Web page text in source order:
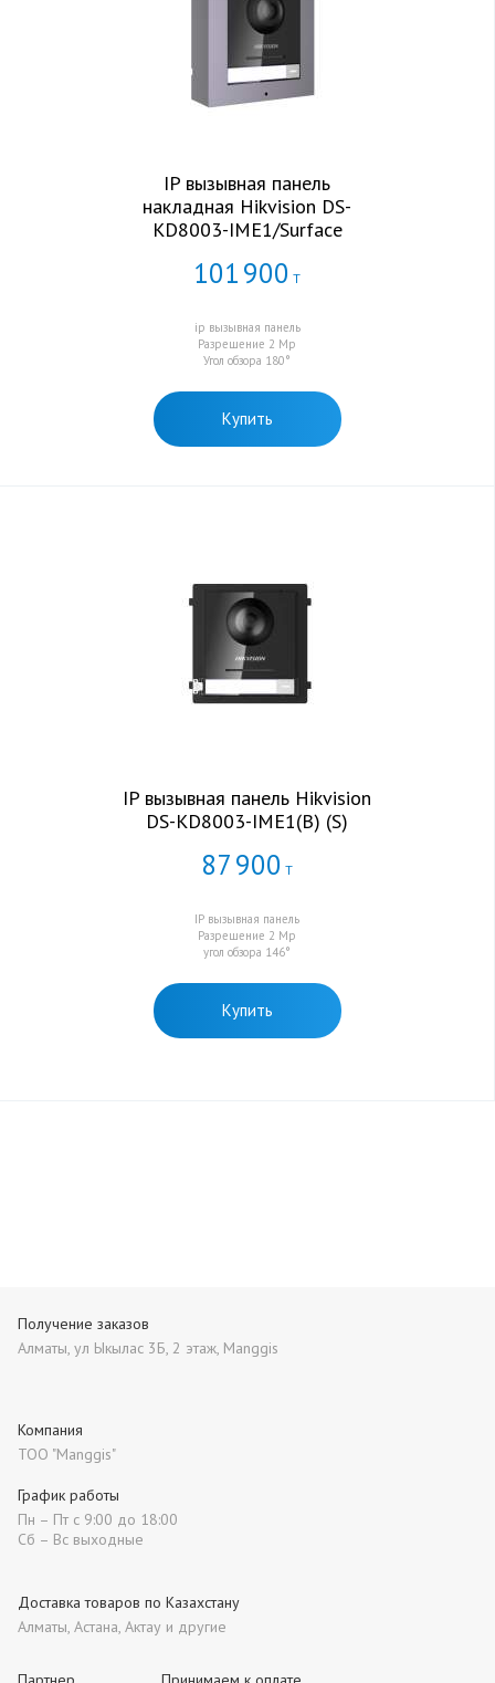
IP вызывная панель
накладная Hikvision DS-
KD8003-IME1/Surface
101900 Т
ip вызывная панель
Разрешение 2 Мр
Угол обзора 180°
Купить
IP вызывная панель Hikvision
DS-KD8003-IME1(B) (S)
87900 Т
IP вызывная панель
Разрешение 2 Мр
угол обзора 146°
Купить
Получение заказов
Алматы, ул Ыкылас 3Б, 2 этаж, Manggis
Компания
ТОО "Manggis"
Доставка товаров по Казахстану
Алматы, Астана, Актау и другие
График работы
Пн – Пт с 9:00 до 18:00
Сб – Вс выходные